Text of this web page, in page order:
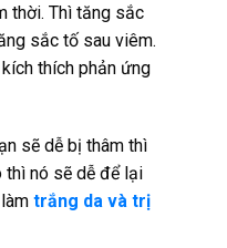
thời. Thì tăng sắc
sắc tố sau viêm.
thích phản ứng
sẽ dễ bị thâm thì
thì nó sẽ dễ để lại
trắng da và trị